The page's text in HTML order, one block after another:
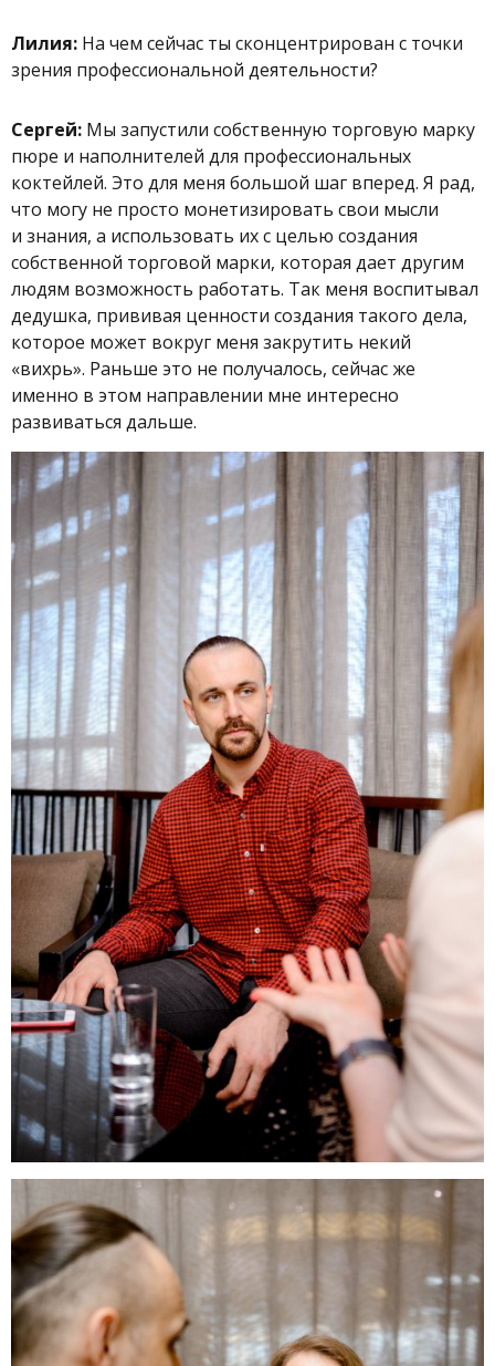
Лилия: На чем сейчас ты сконцентрирован с точки
зрения профессиональной деятельности?
Сергей: Мы запустили собственную торговую марку
пюре и наполнителей для профессиональных
коктейлей. Это для меня большой шаг вперед. Я рад,
что могу не просто монетизировать свои мысли
и знания, а использовать их с целью создания
собственной торговой марки, которая дает другим
людям возможность работать. Так меня воспитывал
дедушка, прививая ценности создания такого дела,
которое может вокруг меня закрутить некий
«вихрь». Раньше это не получалось, сейчас же
именно в этом направлении мне интересно
развиваться дальше.